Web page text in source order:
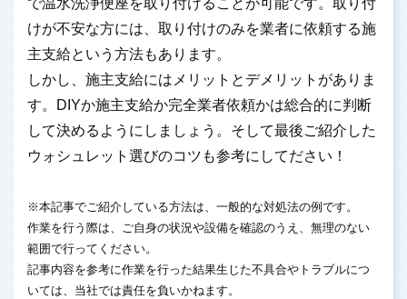
けが不安な方には、取り付けのみを業者に依頼する施
主支給という方法もあります。
しかし、施主支給にはメリットとデメリットがありま
す。DIYか施主支給か完全業者依頼かは総合的に判断
して決めるようにしましょう。そして最後ご紹介した
ウォシュレット選びのコツも参考にしてださい！
※本記事でご紹介している方法は、一般的な対処法の例です。
作業を行う際は、ご自身の状況や設備を確認のうえ、無理のない
範囲で行ってください。
記事内容を参考に作業を行った結果生じた不具合やトラブルにつ
いては、当社では責任を負いかねます。